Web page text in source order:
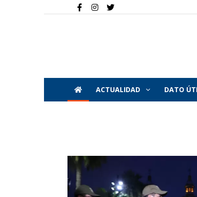
ACTUALIDAD DATO